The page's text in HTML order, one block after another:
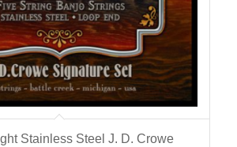
Stainless Steel J. D. Crowe